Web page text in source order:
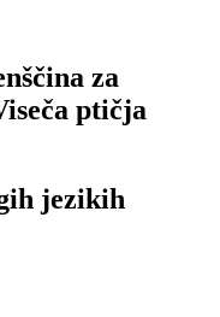
za
ptičja
jezikih